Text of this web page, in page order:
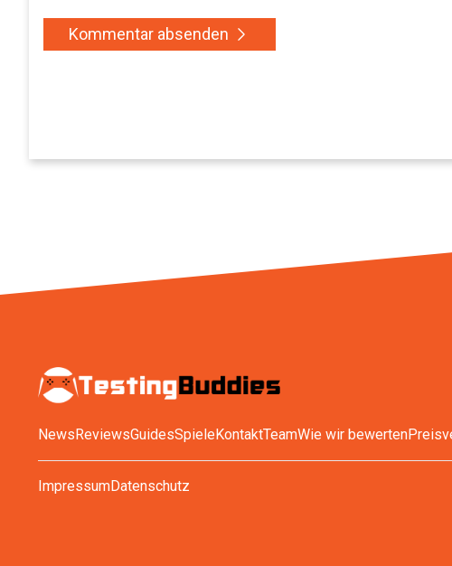
Kommentar absenden
News ReviewsGuidesSpieleKontaktTeamWie wir bewerten
ImpressumDatenschutz